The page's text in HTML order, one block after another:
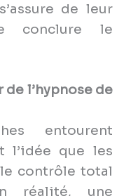
de leur
conclure le
l’hypnose de
entourent
l’idée que les
contrôle total
réalité, une